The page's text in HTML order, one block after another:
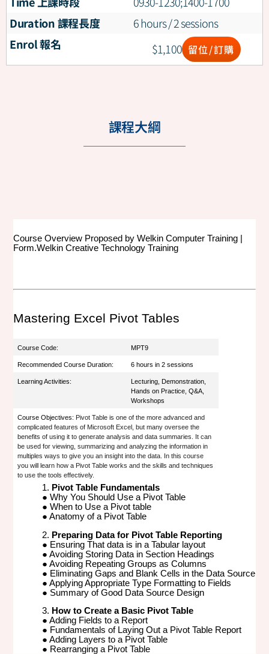
Duration 課程長度
6 hours / 2 sessions
Enrol 報名
$1,100 留位/訂購
課程大綱